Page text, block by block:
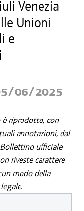
Venezia
Unioni
e
06/2025
riprodotto, con
annotazioni, dal
ufficiale
riveste carattere
modo della